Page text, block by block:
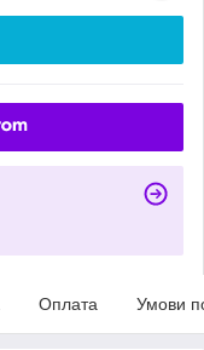
Оплата Умови